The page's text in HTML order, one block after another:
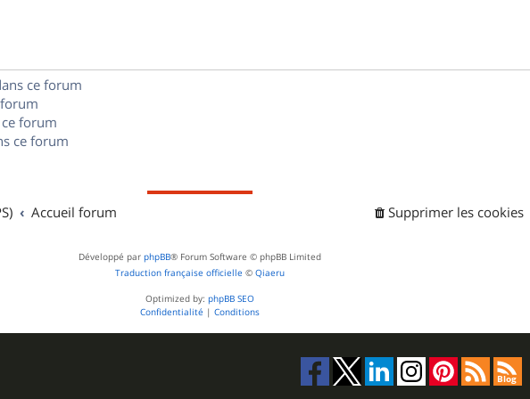
g
s
ce forum
forum
ce forum
Accueil forum Supprimer les cookies
Développé par phpBB® Forum Software © phpBB Limited
Traduction française officielle © Qiaeru
Optimized by: phpBB SEO
Confidentialité | Conditions